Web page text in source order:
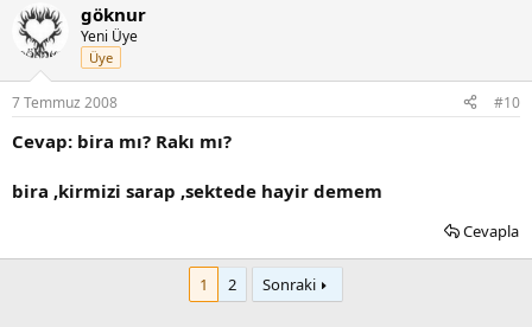
göknur
Yeni Üye
Üye
7 Temmuz 2008 #10
Cevap: bira mı? Rakı mı?
bira ,kirmizi sarap ,sektede hayir demem
Cevapla
1 2 Sonraki